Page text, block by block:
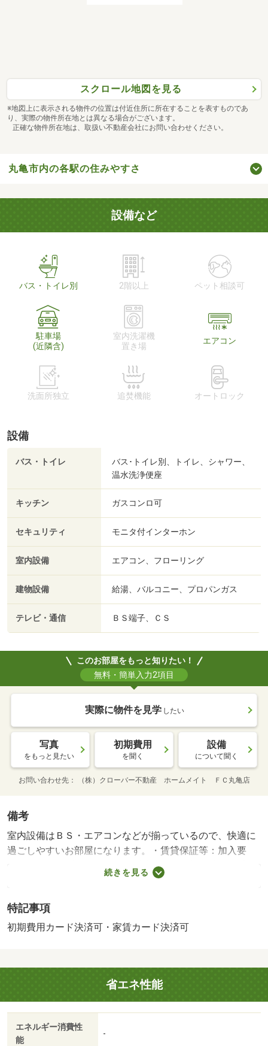
スクロール地図を見る
※地図上に表示される物件の位置は付近住所に所在することを表すものであ
り、実際の物件所在地とは異なる場合がございます。
正確な物件所在地は、取扱い不動産会社にお問い合わせください。
丸亀市内の各駅の住みやすさ
設備など
バス・トイレ別 2階以上 ペット相談可
駐車場
(近隣含)
室内洗濯機
置き場
エアコン
洗面所独立 追焚機能 オートロック
設備
バス・トイレ
バス･トイレ別、トイレ、シャワー、
温水洗浄便座
キッチン ガスコンロ可
セキュリティ モニタ付インターホン
室内設備 エアコン、フローリング
建物設備 給湯、バルコニー、プロパンガス
テレビ・通信 ＢＳ端子、ＣＳ
このお部屋をもっと知りたい！
無料・簡単入力2項目
実際に物件を見学 したい
写真
をもっと見たい
初期費用
を聞く
設備
について聞く
お問い合わせ先 （株）クローバー不動産 ホームメイト ＦＣ丸亀店
備考
室内設備はＢＳ・エアコンなどが揃っているので、快適に
過ごしやすいお部屋になります。・賃貸保証等：加入要
（ハウスリーブ ハウスリーブ株式会社 契約時保証委託
料：２．２万／月額保証委託料：賃料総額の２．２％又は
で訪問者を確認できるＴＶインターホンが設置されていま
す。室内設備はＣＳ・エアコンなどが揃っているので、快
費 3300円
続きを見る
特記事項
初期費用カード決済可・家賃カード決済可
省エネ性能
エネルギー消費性
能
-